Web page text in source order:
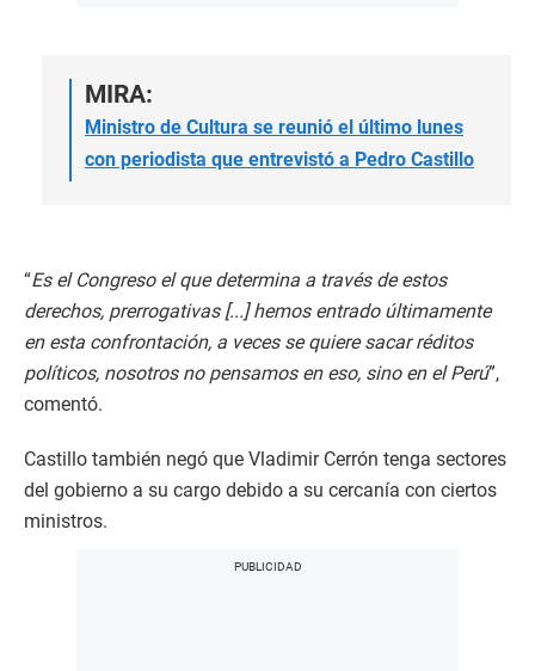
MIRA:
Ministro de Cultura se reunió el último lunes
con periodista que entrevistó a Pedro Castillo
“Es el Congreso el que determina a través de estos
derechos, prerrogativas [...] hemos entrado últimamente
en esta confrontación, a veces se quiere sacar réditos
políticos, nosotros no pensamos en eso, sino en el Perú”,
comentó.
Castillo también negó que Vladimir Cerrón tenga sectores
del gobierno a su cargo debido a su cercanía con ciertos
ministros.